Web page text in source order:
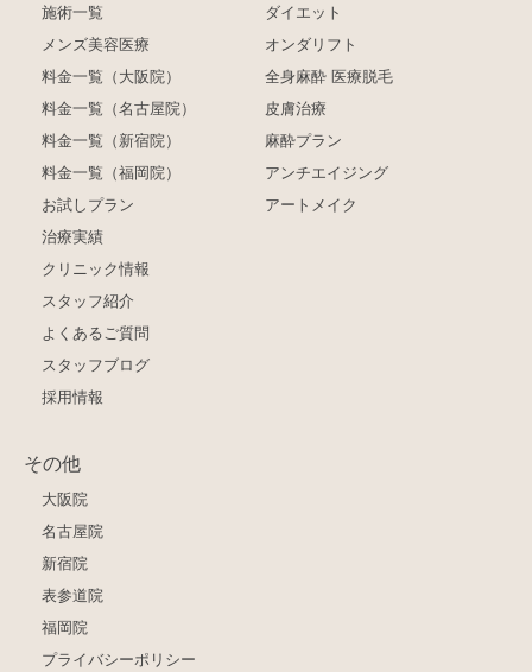
施術一覧
メンズ美容医療
料金一覧（大阪院）
料金一覧（名古屋院）
料金一覧（新宿院）
料金一覧（福岡院）
お試しプラン
治療実績
クリニック情報
スタッフ紹介
よくあるご質問
スタッフブログ
採用情報
ダイエット
オンダリフト
全身麻酔 医療脱毛
皮膚治療
麻酔プラン
アンチエイジング
アートメイク
その他
大阪院
名古屋院
新宿院
表参道院
福岡院
プライバシーポリシー